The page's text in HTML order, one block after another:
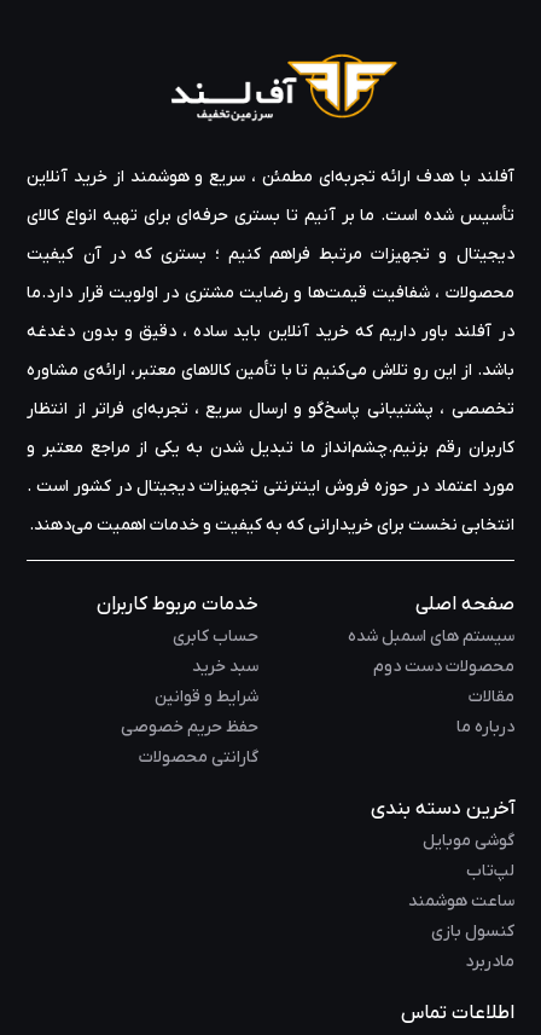
آفلند با هدف ارائه‌ تجربه‌ای مطمئن ، سریع و هوشمند از خرید آنلاین
تأسیس شده است. ما بر آنیم تا بستری حرفه‌ای برای تهیه‌ انواع کالای
دیجیتال و تجهیزات مرتبط فراهم کنیم ؛ بستری که در آن کیفیت
محصولات ، شفافیت قیمت‌ها و رضایت مشتری در اولویت قرار دارد.ما
در آفلند باور داریم که خرید آنلاین باید ساده ، دقیق و بدون دغدغه
باشد. از این رو تلاش می‌کنیم تا با تأمین کالاهای معتبر، ارائه‌ی مشاوره‌
تخصصی ، پشتیبانی پاسخ‌گو و ارسال سریع ، تجربه‌ای فراتر از انتظار
کاربران رقم بزنیم.چشم‌انداز ما تبدیل شدن به یکی از مراجع معتبر و
مورد اعتماد در حوزه‌ فروش اینترنتی تجهیزات دیجیتال در کشور است .
انتخابی نخست برای خریدارانی که به کیفیت و خدمات اهمیت می‌دهند.
صفحه اصلی
سیستم های اسمبل شده
محصولات دست دوم
مقالات
درباره ما
خدمات مربوط کاربران
حساب کابری
سبد خرید
شرایط و قوانین
حفظ حریم خصوصی
گارانتی محصولات
آخرین دسته بندی
گوشی موبایل
لپ‌تاب
ساعت هوشمند
کنسول بازی
مادربرد
اطلاعات تماس